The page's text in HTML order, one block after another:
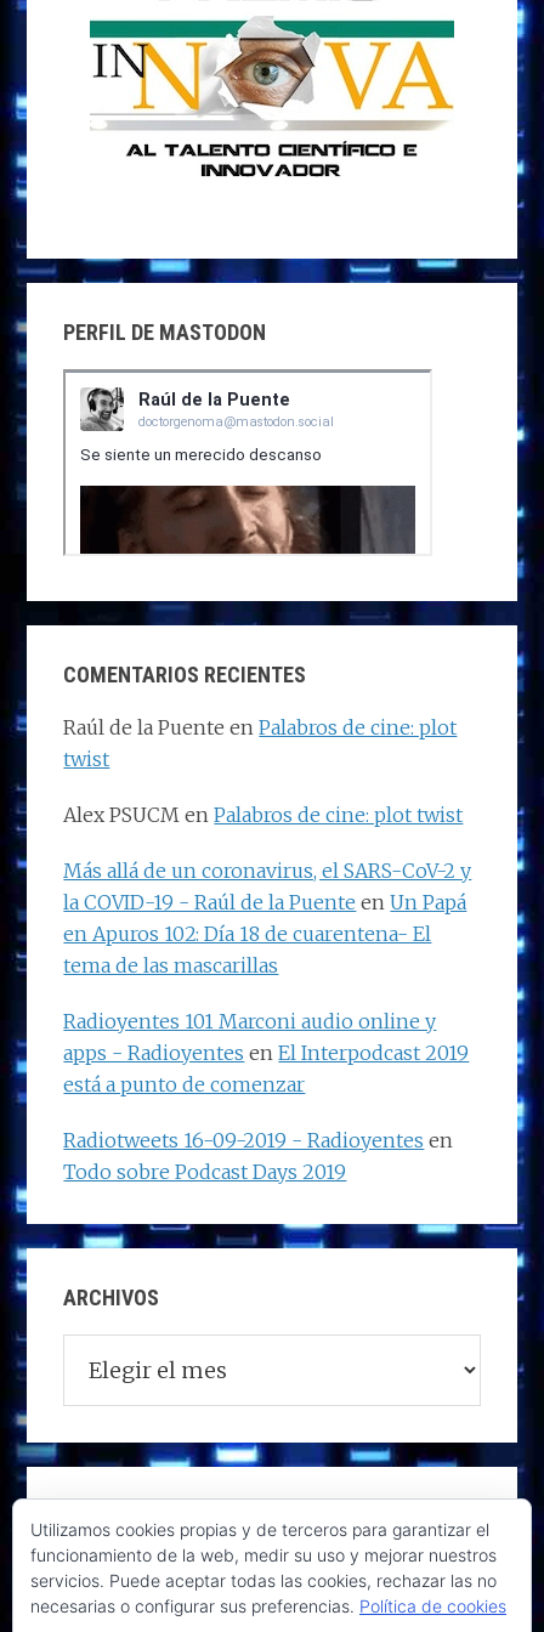
PERFIL DE MASTODON
COMENTARIOS RECIENTES
Raúl de la Puente enPalabros de cine: plot
twist
Alex PSUCM enPalabros de cine: plot twist
Más allá de un coronavirus, el SARS-CoV-2 y
la COVID-19 - Raúl de la Puente enUn Papá
en Apuros 102: Día 18 de cuarentena- El
tema de las mascarillas
Radioyentes 101 Marconi audio online y
apps - Radioyentes enEl Interpodcast 2019
está a punto de comenzar
Radiotweets 16-09-2019 - Radioyentes en
Todo sobre Podcast Days 2019
ARCHIVOS
Utilizamos cookies propias y de terceros para garantizar el
funcionamiento de la web, medir su uso y mejorar nuestros
servicios. Puede aceptar todas las cookies, rechazar las no
necesarias o configurar sus preferencias. Política de cookies